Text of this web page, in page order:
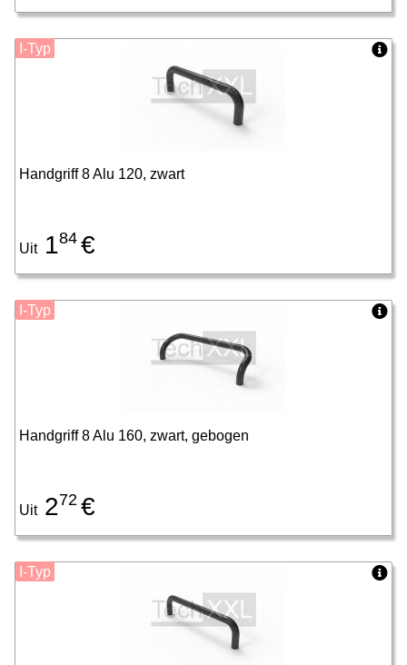
Handgriff 8 Alu 120, zwart
Uit184 €
I-Typ
Handgriff 8 Alu 160, zwart, gebogen
Uit272 €
I-Typ
I-Typ